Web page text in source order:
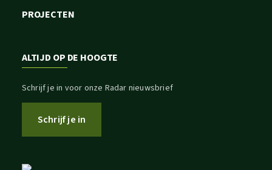
PROJECTEN
ALTIJD OP DE HOOGTE
Schrijf je in voor onze Radar nieuwsbrief
Schrijf je in